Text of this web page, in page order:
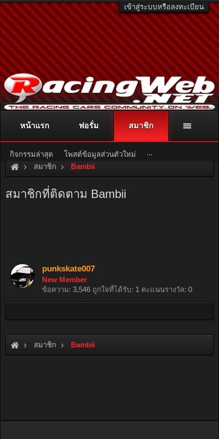
เข้าสู่ระบบหรือลงทะเบียน
ติดต่อลงโฆษณา racingweb@gmail.comหรือโทร. 081-811-1138
หรืออ่านรายละเอียดเพิ่มเติม คลิกที่นี่
สมาชิก Bambii
สมาชิกที่ติดตาม Bambii
punkskate007
New Member
ข้อความ: 3,546 ถูกใจที่ได้รับ: 1 คะแนนรางวัล: 0
สมาชิก Bambii
หน้าแรก ฟอรั่ม สมาชิก
กิจกรรมล่าสุด โพสต์ข้อมูลส่วนตัวใหม่ ...